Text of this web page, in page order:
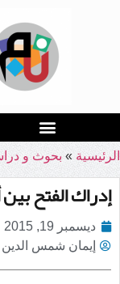
الرئيسية » بحوث و
إدراك الفتح
ديسمبر 19, 2015
إيمان شمس الدين